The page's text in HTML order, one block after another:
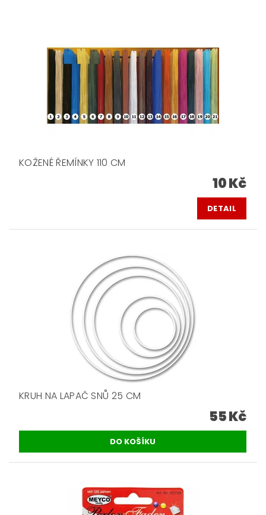
KOŽENÉ ŘEMÍNKY 110 CM
10 Kč
DETAIL
KRUH NA LAPAČ SNŮ 25 CM
55 Kč